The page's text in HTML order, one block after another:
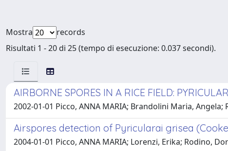
Mostra
records
Risultati 1 - 20 di 25 (tempo di esecuzione: 0.037 secondi).
AIRBORNE SPORES IN A RICE FIELD:
2002-01-01 Picco, ANNA MARIA; Brandolini Maria,
Airspores detection of Pyricularai grisea
2004-01-01 Picco, ANNA MARIA; Lorenzi, Erika; Rodino,